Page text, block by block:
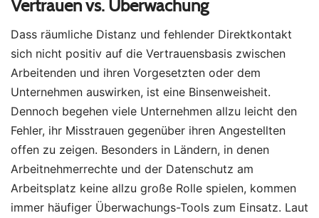
Vertrauen vs. Überwachung
Dass räumliche Distanz und fehlender Direktkontakt
sich nicht positiv auf die Vertrauensbasis zwischen
Arbeitenden und ihren Vorgesetzten oder dem
Unternehmen auswirken, ist eine Binsenweisheit.
Dennoch begehen viele Unternehmen allzu leicht den
Fehler, ihr Misstrauen gegenüber ihren Angestellten
offen zu zeigen. Besonders in Ländern, in denen
Arbeitnehmerrechte und der Datenschutz am
Arbeitsplatz keine allzu große Rolle spielen, kommen
immer häufiger Überwachungs-Tools zum Einsatz. Laut